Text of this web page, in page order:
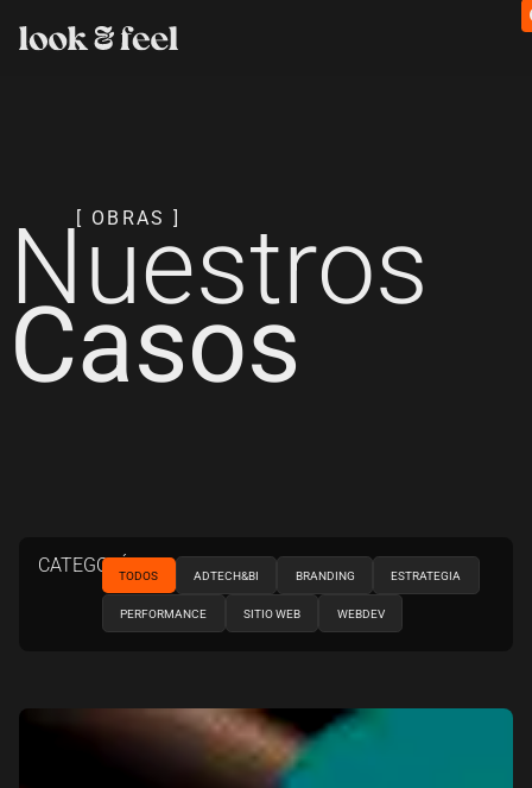
[ OBRAS ]
Nuestros
Casos
CATEGORÍAS ADTECH&BI BRANDING ESTRATEGIA
PERFORMANCE SITIO WEB WEBDEV
TODOS